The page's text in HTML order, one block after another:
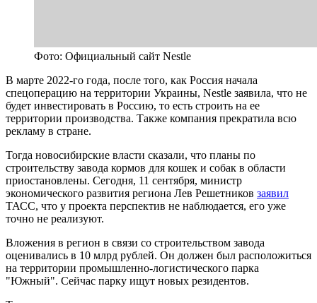
Фото: Официальный сайт Nestle
В марте 2022-го года, после того, как Россия начала
спецоперацию на территории Украины, Nestle заявила, что не
будет инвестировать в Россию, то есть строить на ее
территории производства. Также компания прекратила всю
рекламу в стране.
Тогда новосибирские власти сказали, что планы по
строительству завода кормов для кошек и собак в области
приостановлены. Сегодня, 11 сентября, министр
экономического развития региона Лев Решетников заявил
ТАСС, что у проекта перспектив не наблюдается, его уже
точно не реализуют.
Вложения в регион в связи со строительством завода
оценивались в 10 млрд рублей. Он должен был расположиться
на территории промышленно-логистического парка
"Южный". Сейчас парку ищут новых резидентов.